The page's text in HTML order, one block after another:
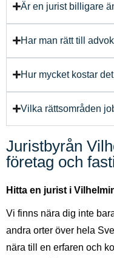
Är en jurist billigare
Har man rätt till
Hur mycket kostar
Vilka rättsområden
Juristbyrån
företag och
Hitta en jurist i
Vi finns nära dig inte
andra orter över hela
nära till en erfaren och